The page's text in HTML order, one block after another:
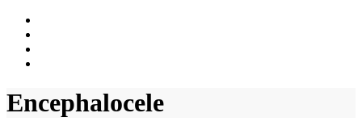
Encephalocele